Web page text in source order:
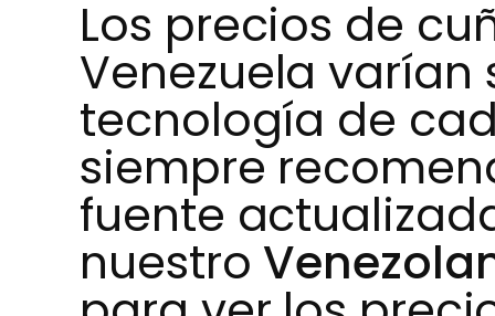
Los precios de
Venezuela
tecnología de
siempre
fuente
nuestro